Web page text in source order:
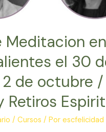
Meditacion en
el 30
2 de octubre /
Retiros
/Cursos / Porescfelicidad